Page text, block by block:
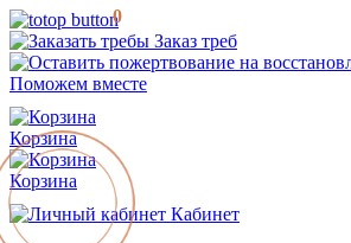
Заказ треб
Поможем вместе
Корзина
Корзина
0
Кабинет